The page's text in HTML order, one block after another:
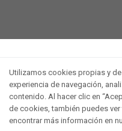
Utilizamos cookies propias y
experiencia de navegación,
contenido. Al hacer clic en
de cookies, también puedes
encontrar más información en